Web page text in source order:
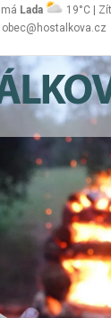
obec@hostalkova.cz
Lada 19°C |